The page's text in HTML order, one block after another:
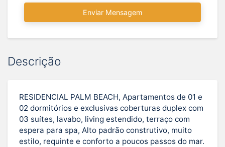
Enviar Mensagem
Descrição
RESIDENCIAL PALM BEACH, Apartamentos de 01 e
02 dormitórios e exclusivas coberturas duplex com
03 suítes, lavabo, living estendido, terraço com
espera para spa, Alto padrão construtivo, muito
estilo, requinte e conforto a poucos passos do mar.